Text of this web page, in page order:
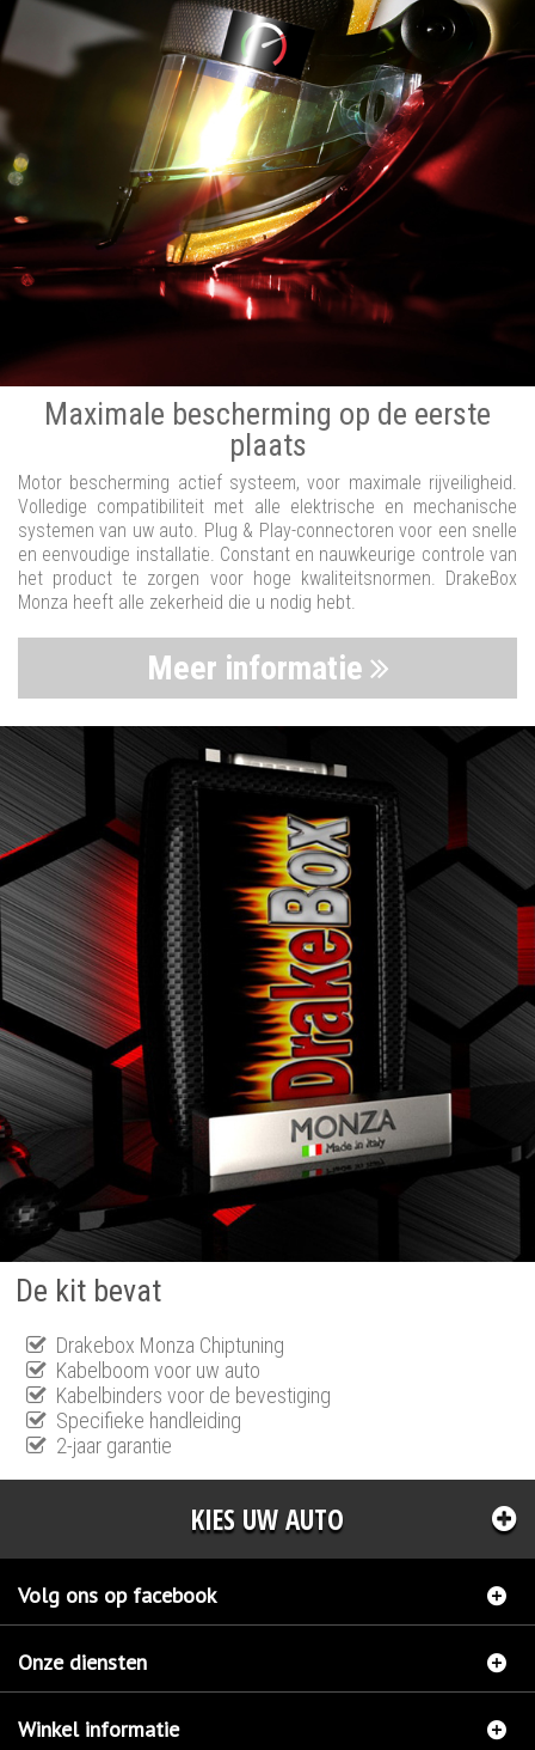
Maximale bescherming op de eerste
plaats
Motor bescherming actief systeem, voor maximale rijveiligheid.
Volledige compatibiliteit met alle elektrische en mechanische
systemen van uw auto. Plug & Play-connectoren voor een snelle
en eenvoudige installatie. Constant en nauwkeurige controle van
het product te zorgen voor hoge kwaliteitsnormen. DrakeBox
Monza heeft alle zekerheid die u nodig hebt.
Meer informatie
De kit bevat
Drakebox Monza Chiptuning
Kabelboom voor uw auto
Kabelbinders voor de bevestiging
Specifieke handleiding
2-jaar garantie
KIES UW AUTO
Volg ons op facebook
Onze diensten
Winkel informatie